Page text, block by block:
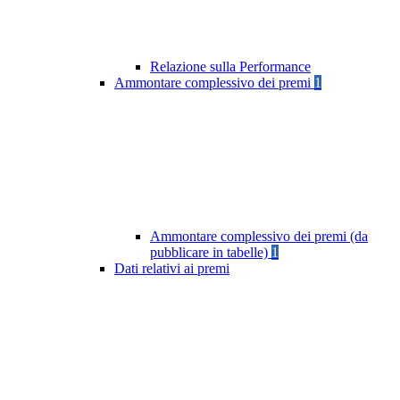
Relazione sulla Performance
Ammontare complessivo dei premi 1
Ammontare complessivo dei premi (da
pubblicare in tabelle) 1
Dati relativi ai premi